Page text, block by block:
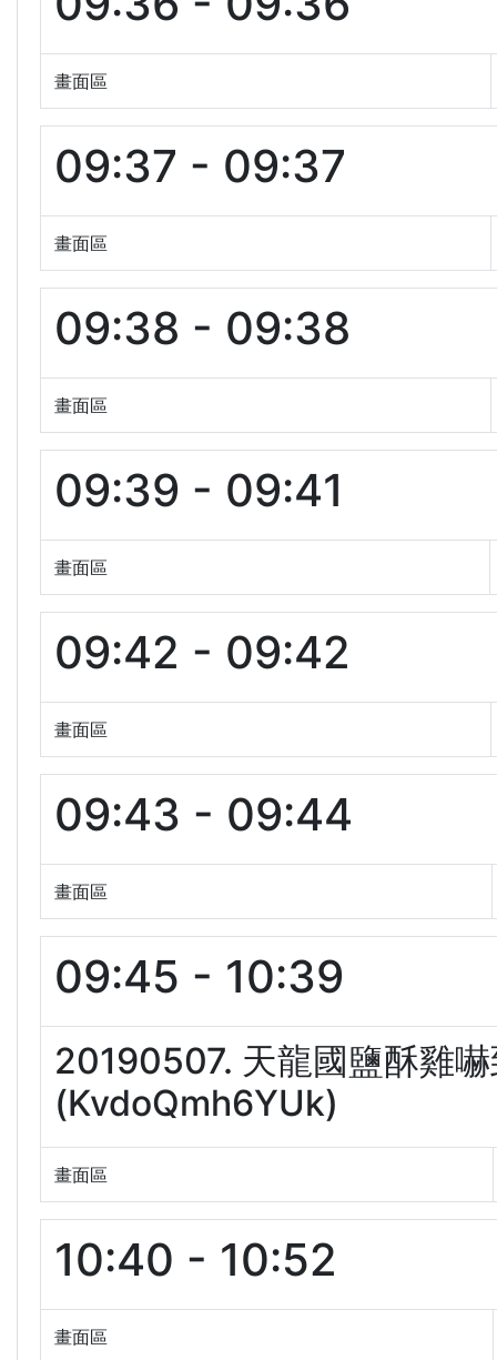
畫面區
09:37 - 09:37
畫面區
09:38 - 09:38
畫面區
09:39 - 09:41
畫面區
09:42 - 09:42
畫面區
09:43 - 09:44
畫面區
09:45 - 10:39
20190507. 天龍國鹽酥雞
(KvdoQmh6YUk)
畫面區
10:40 - 10:52
畫面區